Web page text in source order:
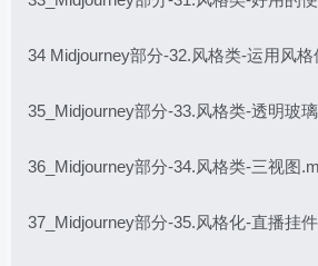
34 Midjourney部分-32.风格类-运用风
35_Midjourney部分-33.风格类-透明玻
36_Midjourney部分-34.风格类-三视图
37_Midjourney部分-35.风格化-直播挂